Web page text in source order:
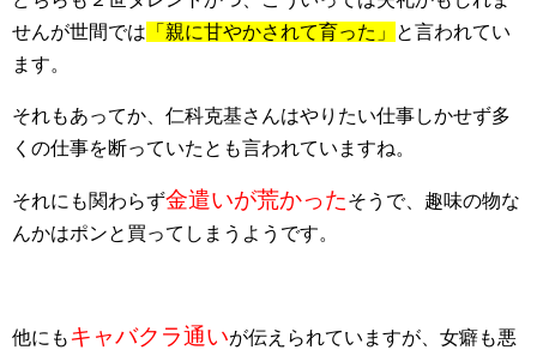
せんが世間では 「親に甘やかされて育った」
と言われてい
ます。
それもあってか、仁科克基さんはやりたい仕事しかせず多
くの仕事を断っていたとも言われていますね。
それにも関わらず金遣いが荒かったそうで、趣味の物な
んかはポンと買ってしまうようです。
他にも キャバクラ通いが伝えられていますが、女癖も悪